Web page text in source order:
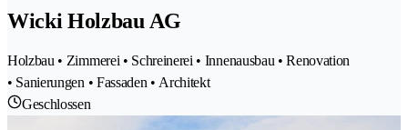
Wicki Holzbau AG
Holzbau • Zimmerei • Schreinerei • Innenausbau • Renovation
• Sanierungen • Fassaden • Architekt
Geschlossen